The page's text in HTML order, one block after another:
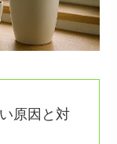
原因と対